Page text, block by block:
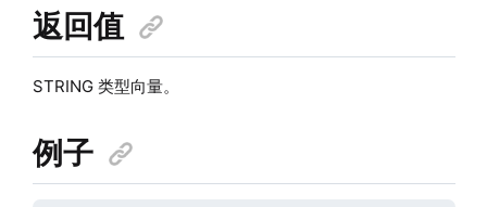
返回值
STRING 类型向量。
例子